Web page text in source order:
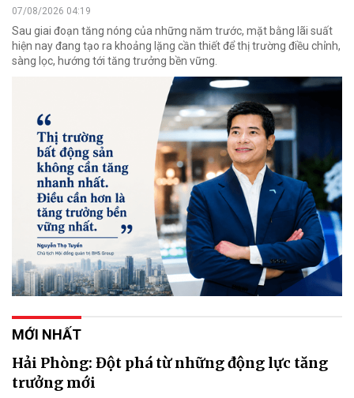
07/08/2026 04:19
Sau giai đoạn tăng nóng của những năm trước, mặt bằng lãi suất
hiện nay đang tạo ra khoảng lặng cần thiết để thị trường điều chỉnh,
sàng lọc, hướng tới tăng trưởng bền vững.
MỚI NHẤT
Hải Phòng: Đột phá từ những động lực tăng
trưởng mới